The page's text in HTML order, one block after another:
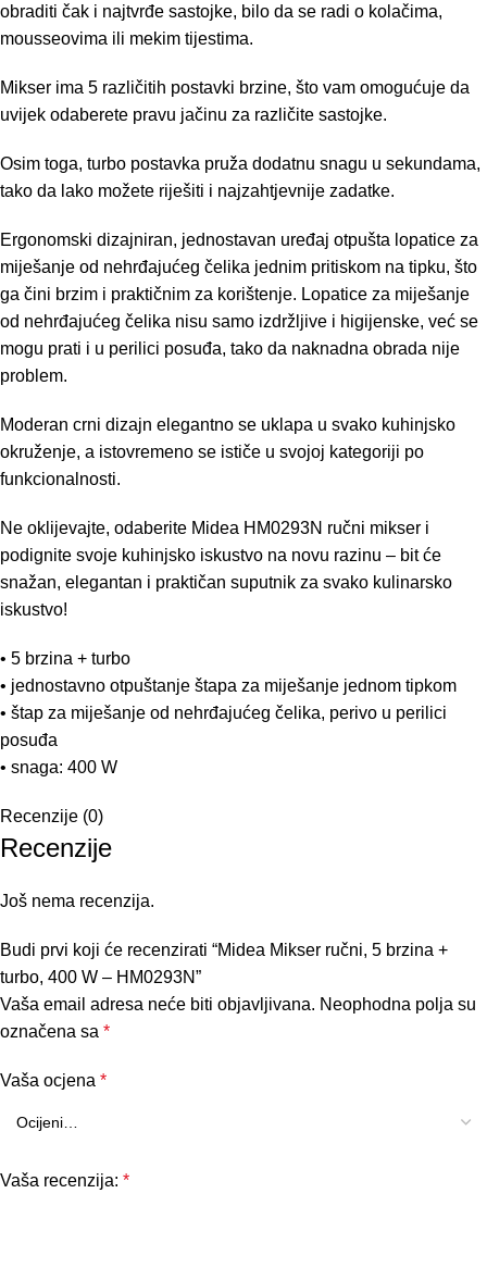
obraditi čak i najtvrđe sastojke, bilo da se radi o kolačima,
mousseovima ili mekim tijestima.
Mikser ima 5 različitih postavki brzine, što vam omogućuje da
uvijek odaberete pravu jačinu za različite sastojke.
Osim toga, turbo postavka pruža dodatnu snagu u sekundama,
tako da lako možete riješiti i najzahtjevnije zadatke.
Ergonomski dizajniran, jednostavan uređaj otpušta lopatice za
miješanje od nehrđajućeg čelika jednim pritiskom na tipku, što
ga čini brzim i praktičnim za korištenje. Lopatice za miješanje
od nehrđajućeg čelika nisu samo izdržljive i higijenske, već se
mogu prati i u perilici posuđa, tako da naknadna obrada nije
problem.
Moderan crni dizajn elegantno se uklapa u svako kuhinjsko
okruženje, a istovremeno se ističe u svojoj kategoriji po
funkcionalnosti.
Ne oklijevajte, odaberite Midea HM0293N ručni mikser i
podignite svoje kuhinjsko iskustvo na novu razinu – bit će
snažan, elegantan i praktičan suputnik za svako kulinarsko
iskustvo!
• 5 brzina + turbo
• jednostavno otpuštanje štapa za miješanje jednom tipkom
• štap za miješanje od nehrđajućeg čelika, perivo u perilici
posuđa
• snaga: 400 W
Recenzije (0)
Recenzije
Još nema recenzija.
Budi prvi koji će recenzirati “Midea Mikser ručni, 5 brzina +
turbo, 400 W – HM0293N”
Vaša email adresa neće biti objavljivana. Neophodna polja su
označena sa *
Vaša ocjena *
Vaša recenzija: *